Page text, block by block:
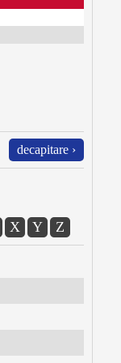
decapitare ›
X Y Z